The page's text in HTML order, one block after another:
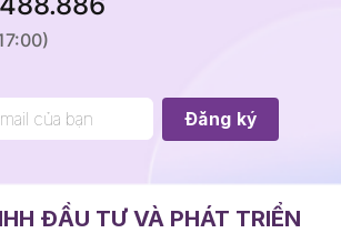
ĐẦU TƯ VÀ PHÁT TRIỂN